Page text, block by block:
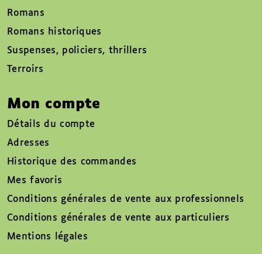
Romans
Romans historiques
Suspenses, policiers, thrillers
Terroirs
Mon compte
Détails du compte
Adresses
Historique des commandes
Mes favoris
Conditions générales de vente aux professionnels
Conditions générales de vente aux particuliers
Mentions légales